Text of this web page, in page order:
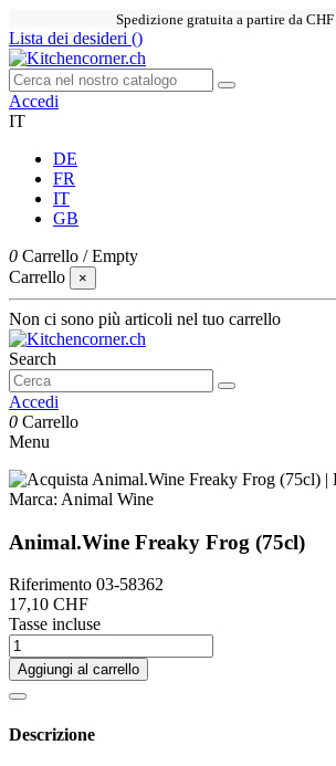
Spedizione gratuita a partire da
Lista dei desideri ()
Accedi
IT
DE
FR
IT
GB
0 Carrello /Empty
Carrello
×
Non ci sono più articoli nel tuo carrello
Search
Accedi
0 Carrello
Menu
Marca: Animal Wine
Animal.Wine Freaky Frog (75cl)
Riferimento 03-58362
17,10 CHF
Tasse incluse
Aggiungi al carrello
Descrizione